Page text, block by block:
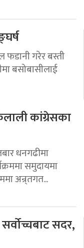
फडानी गरेर बस्ती
बसोबासीलाई
कांग्रेसका
धनगढीमा
समुदायमा
अन्र्तगत...
सदर,